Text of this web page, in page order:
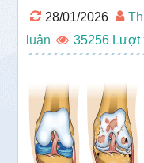
28/01/2026
luận
35256